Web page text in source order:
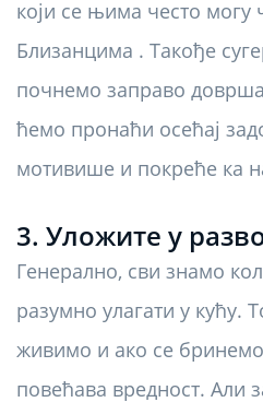
који се њима често
Близанцима . Такође
почнемо заправо
ћемо пронаћи осећај
мотивише и покреће ка
3. Уложите у
Генерално, сви знамо
разумно улагати у кућу.
живимо и ако се
повећава вредност. Али